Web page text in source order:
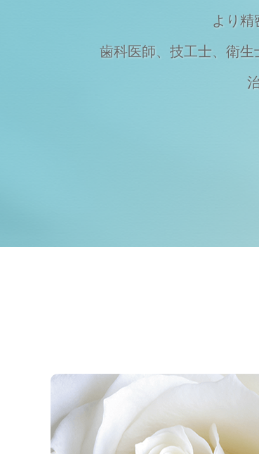
より
歯科医師、技工士、衛生